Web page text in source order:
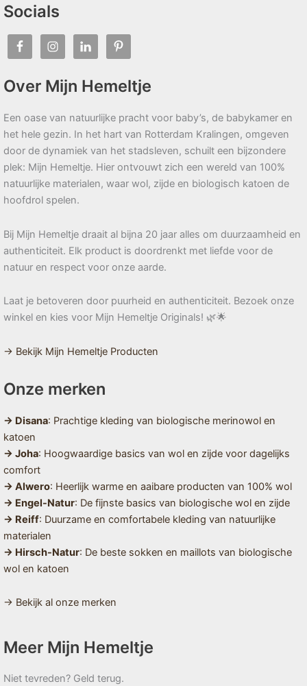
Socials
Over Mijn Hemeltje
Een oase van natuurlijke pracht voor baby’s, de babykamer en
het hele gezin. In het hart van Rotterdam Kralingen, omgeven
door de dynamiek van het stadsleven, schuilt een bijzondere
plek: Mijn Hemeltje. Hier ontvouwt zich een wereld van 100%
natuurlijke materialen, waar wol, zijde en biologisch katoen de
hoofdrol spelen.
Bij Mijn Hemeltje draait al bijna 20 jaar alles om duurzaamheid en
authenticiteit. Elk product is doordrenkt met liefde voor de
natuur en respect voor onze aarde.
Laat je betoveren door puurheid en authenticiteit. Bezoek onze
winkel en kies voor Mijn Hemeltje Originals! 🌿🌟
→ Bekijk Mijn Hemeltje Producten
Onze merken
→ Disana: Prachtige kleding van biologische merinowol en
katoen
→ Joha: Hoogwaardige basics van wol en zijde voor dagelijks
comfort
→ Alwero: Heerlijk warme en aaibare producten van 100% wol
→ Engel-Natur: De fijnste basics van biologische wol en zijde
→ Reiff: Duurzame en comfortabele kleding van natuurlijke
materialen
→ Hirsch-Natur: De beste sokken en maillots van biologische
wol en katoen
→ Bekijk al onze merken
Meer Mijn Hemeltje
Niet tevreden? Geld terug.